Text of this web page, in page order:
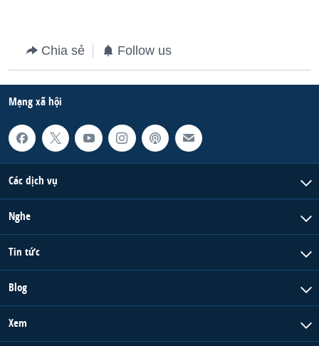
QUAN HỆ VIỆT MỸ
Chia sẻ Follow us
Mạng xã hội
Các dịch vụ
Nghe
Tin tức
Blog
Xem